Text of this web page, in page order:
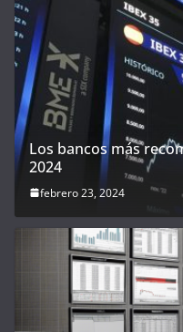
Los bancos más
2024
febrero 23, 2024